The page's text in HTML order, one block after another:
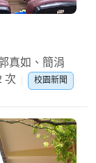
真如、簡涓
次 校園新聞